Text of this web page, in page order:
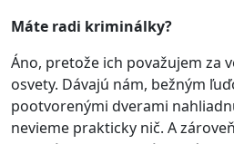
Máte radi kriminálky?
Áno, pretože ich považujem za
osvety. Dávajú nám, bežným
pootvorenými dverami
nevieme prakticky nič. A